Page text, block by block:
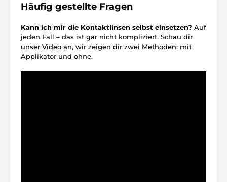
Häufig gestellte Fragen
Kann ich mir die Kontaktlinsen selbst einsetzen? Auf
jeden Fall – das ist gar nicht kompliziert. Schau dir
unser Video an, wir zeigen dir zwei Methoden: mit
Applikator und ohne.